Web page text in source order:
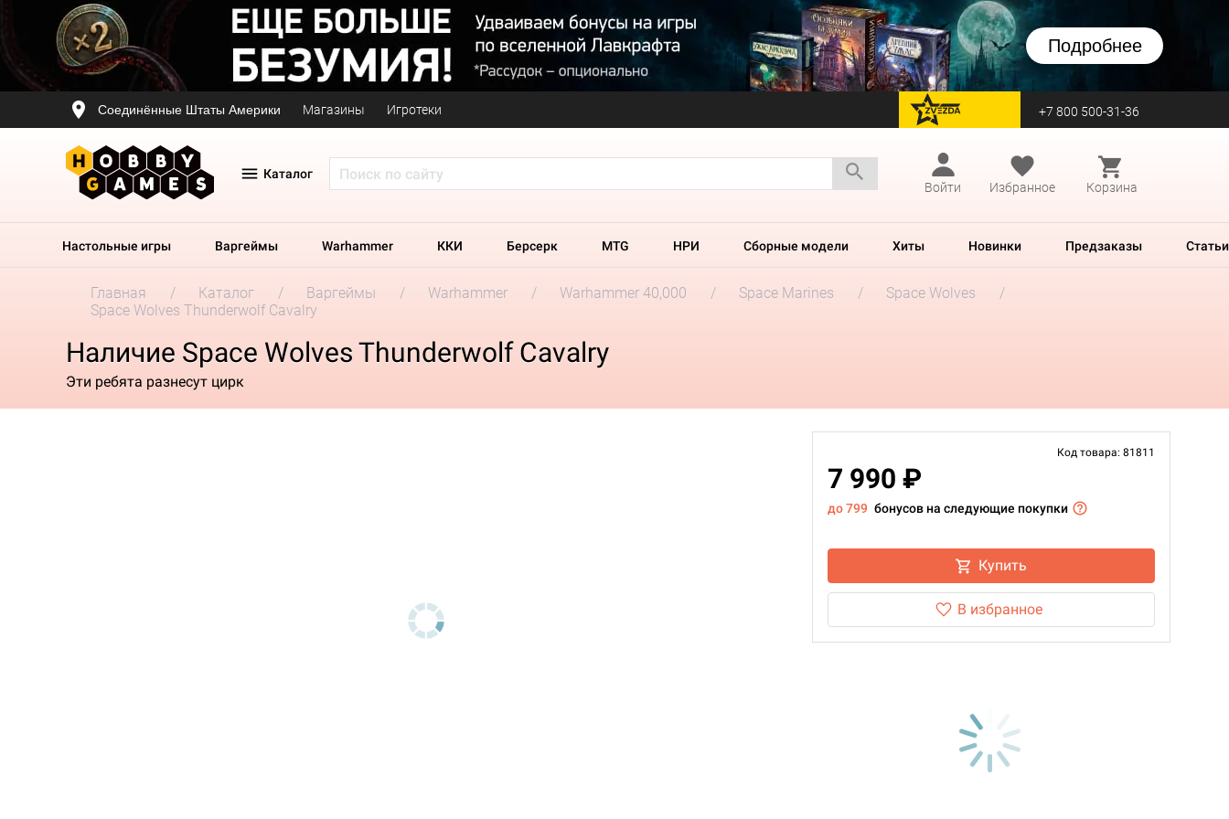
Подробнее
Соединённые Штаты Америки Магазины Игротеки перейти на Zvezda +7 800 500-31-36
Каталог
Войти
Избранное Корзина
Настольные игры Варгеймы Warhammer ККИ Берсерк MTG НРИ Сборные модели Хиты Новинки Предзаказы Статьи
Главная Каталог Варгеймы Warhammer Warhammer 40,000 Space Marines
Space Wolves
Space Wolves Thunderwolf Cavalry
Наличие Space Wolves Thunderwolf Cavalry
Эти ребята разнесут цирк
Код товара: 81811
7 990 ₽
до 799 бонусов на следующие покупки
Купить
В избранное